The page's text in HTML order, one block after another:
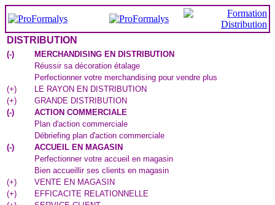
DISTRIBUTION
(-)
MERCHANDISING EN DISTRIBUTION
Réussir sa décoration étalage
Perfectionner votre merchandising pour vendre plus
(+)
LE RAYON EN DISTRIBUTION
(+)
GRANDE DISTRIBUTION
(-)
ACTION COMMERCIALE
Plan d'action commerciale
Débriefing plan d'action commerciale
(-)
ACCUEIL EN MAGASIN
Perfectionner votre accueil en magasin
Bien accueillir ses clients en magasin
(+)
VENTE EN MAGASIN
(+)
EFFICACITE RELATIONNELLE